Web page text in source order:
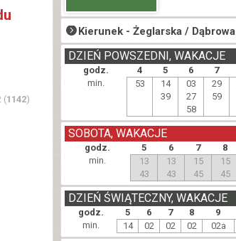
Kierunek -Żeglarska / Dąbrowa
godz. 4 5 6 7
DZIEŃ POWSZEDNI, WAKACJE
min. 53
14
39
03
27
58
29
59
godz. 5 6 7 8
SOBOTA, WAKACJE
min.
13
43
13
43
15
45
15
45
godz. 5 6 7 8 9
DZIEŃ ŚWIĄTECZNY, WAKACJE
min. 14 02 02 02 02a
(1142)